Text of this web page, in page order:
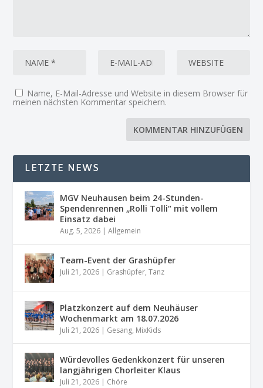
Name, E-Mail-Adresse und Website in diesem Browser für
meinen nächsten Kommentar speichern.
LETZTE NEWS
MGV Neuhausen beim 24-Stunden-
Spendenrennen „Rolli Tolli“ mit vollem
Einsatz dabei
Aug. 5, 2026 |Allgemein
Team-Event der Grashüpfer
Juli 21, 2026 | Grashüpfer,Tanz
Platzkonzert auf dem Neuhäuser
Wochenmarkt am 18.07.2026
Juli 21, 2026 | Gesang, MixKids
Würdevolles Gedenkkonzert für unseren
langjährigen Chorleiter Klaus
Juli 21, 2026 | Chöre